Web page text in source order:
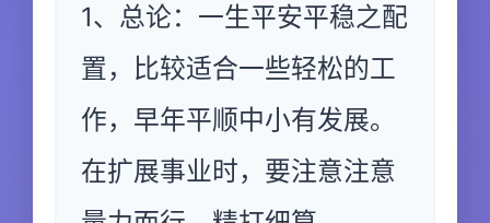
1、总论：一生平安平稳之配
置，比较适合一些轻松的工
作，早年平顺中小有发展。
在扩展事业时，要注意注意